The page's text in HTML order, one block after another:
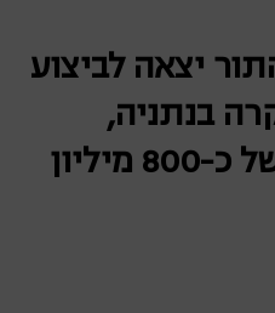
יצאה לביצוע
בנתניה,
בהשקעה של כ-800 מיליון